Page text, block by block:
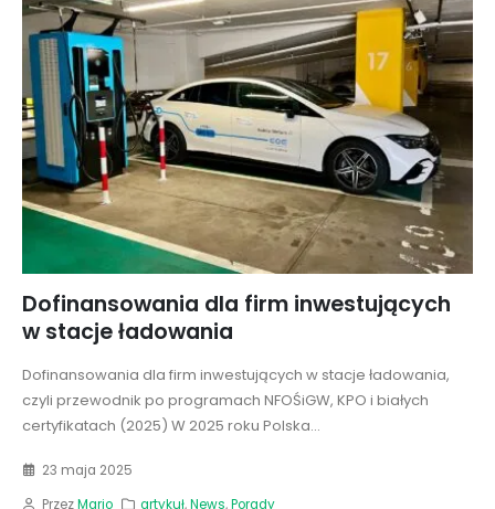
Dofinansowania dla firm inwestujących
w stacje ładowania
Dofinansowania dla firm inwestujących w stacje ładowania,
czyli przewodnik po programach NFOŚiGW, KPO i białych
certyfikatach (2025) W 2025 roku Polska...
23 maja 2025
PrzezMario artykuł,News,Porady